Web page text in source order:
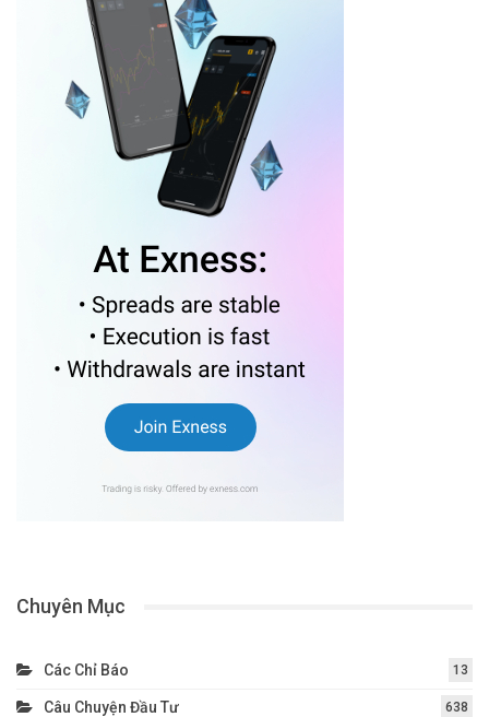
Chuyên Mục
Các Chỉ Báo 13
Câu Chuyện Đầu Tư 638